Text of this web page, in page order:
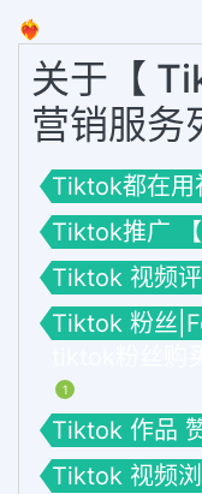
❤️‍🔥
关于【
营销服务
Tiktok都在用
Tiktok推广
Tiktok 视频
Tiktok 粉丝
1
Tiktok 作品
Tiktok 视频